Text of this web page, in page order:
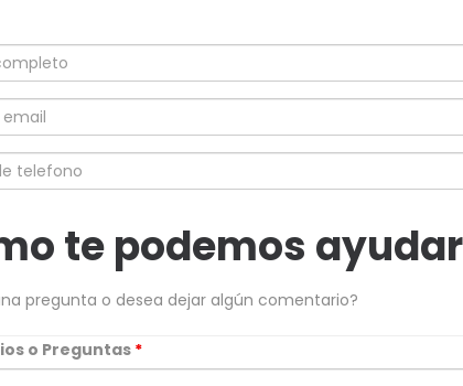
te podemos
pregunta o desea dejar algún comentario?
o Preguntas *